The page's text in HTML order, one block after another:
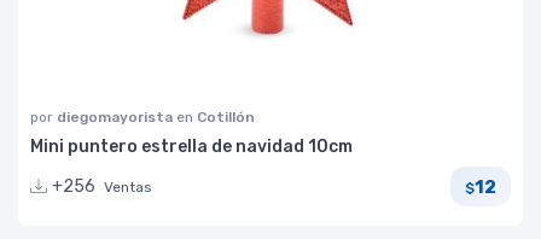
por diegomayorista en Cotillón
Mini puntero estrella de navidad 10cm
+256 Ventas $12